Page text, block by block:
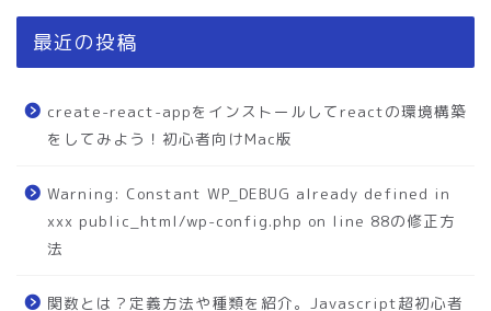
最近の投稿
create-react-appをインストールしてreactの環境構築
をしてみよう！初心者向けMac版
Warning: Constant WP_DEBUG already defined in
xxx public_html/wp-config.php on line 88の修正方
法
関数とは？定義方法や種類を紹介。Javascript超初心者